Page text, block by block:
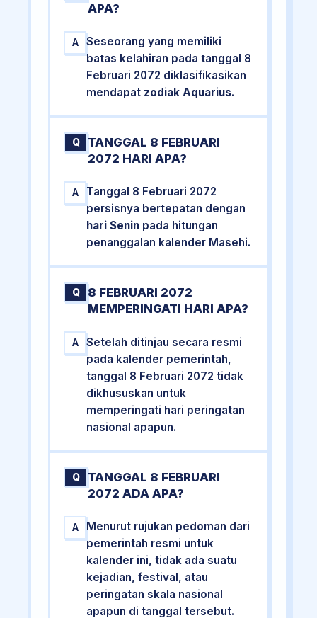
APA?
A
Seseorang yang memiliki
batas kelahiran pada tanggal 8
Februari 2072 diklasifikasikan
mendapat zodiak Aquarius.
Q
TANGGAL 8 FEBRUARI
2072 HARI APA?
A
Tanggal 8 Februari 2072
persisnya bertepatan dengan
hari Senin pada hitungan
penanggalan kalender Masehi.
Q
8 FEBRUARI 2072
MEMPERINGATI HARI APA?
A
Setelah ditinjau secara resmi
pada kalender pemerintah,
tanggal 8 Februari 2072 tidak
dikhususkan untuk
memperingati hari peringatan
nasional apapun.
Q
TANGGAL 8 FEBRUARI
2072 ADA APA?
A
Menurut rujukan pedoman dari
pemerintah resmi untuk
kalender ini, tidak ada suatu
kejadian, festival, atau
peringatan skala nasional
apapun di tanggal tersebut.